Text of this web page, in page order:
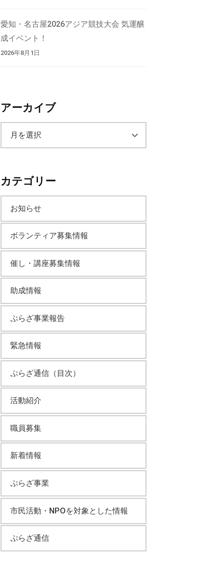
愛知・名古屋2026アジア競技大会 気運醸
成イベント！
2026年8月1日
アーカイブ
カ
カテゴリー
お知らせ
ボランティア募集情報
催し・講座募集情報
助成情報
ぷらざ事業報告
緊急情報
ぷらざ通信（目次）
活動紹介
職員募集
新着情報
ぷらざ事業
市民活動・NPOを対象とした情報
ぷらざ通信